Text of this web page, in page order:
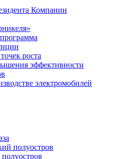
Компании
роста
эффективности
электромобилей
полуостров